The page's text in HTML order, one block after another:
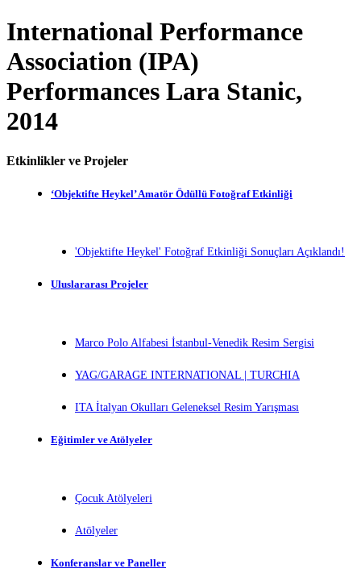
International Performance
Association (IPA)
Performances Lara Stanic,
2014
Etkinlikler ve Projeler
‘Objektifte Heykel’ Amatör Ödüllü Fotoğraf Etkinliği
'Objektifte Heykel' Fotoğraf Etkinliği Sonuçları Açıklandı!
Uluslararası Projeler
Marco Polo Alfabesi İstanbul-Venedik Resim Sergisi
YAG/GARAGE INTERNATIONAL | TURCHIA
ITA İtalyan Okulları Geleneksel Resim Yarışması
Eğitimler ve Atölyeler
Çocuk Atölyeleri
Atölyeler
Konferanslar ve Paneller